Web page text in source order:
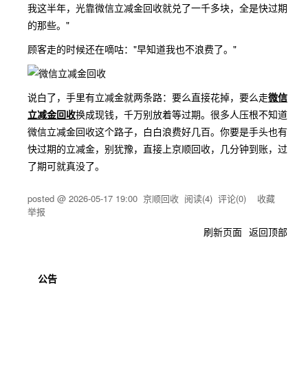
我这半年，光靠微信立减金回收就兑了一千多块，全是快过期
的那些。"
顾客走的时候还在嘀咕："早知道我也不浪费了。"
说白了，手里有立减金就两条路：要么直接花掉，要么走微信
立减金回收换成现钱，千万别放着等过期。很多人压根不知道
微信立减金回收这个路子，白白浪费好几百。你要是手头也有
快过期的立减金，别犹豫，直接上京顺回收，几分钟到账，过
了期可就真没了。
posted @ 2026-05-17 19:00 京顺回收 阅读(4) 评论(0) 收藏
举报
刷新页面 返回顶部
公告